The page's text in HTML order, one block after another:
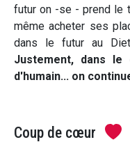
futur on -se - prend le
même acheter ses
dans le futur au
Justement, dans
d'humain... on
Coup de cœur